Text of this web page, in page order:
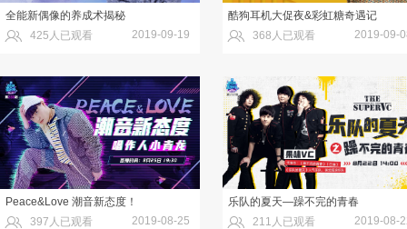
全能新偶像的养成术揭秘
425人已观看
2019-09-19
酷狗耳机大促夜&彩虹糖奇遇记
368人已观看
2019-09-
Peace&Love 潮音新态度！
397人已观看
2019-08-25
乐队的夏天—躁不完的青春
211人已观看
2019-08-